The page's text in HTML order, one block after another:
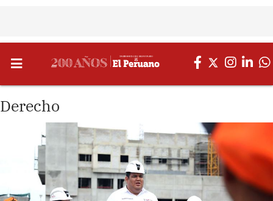
Derecho